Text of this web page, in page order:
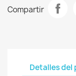
Compartir
Detalles